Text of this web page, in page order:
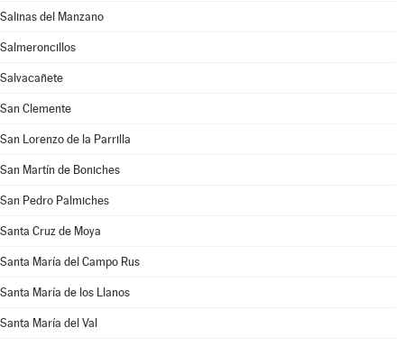
Salinas del Manzano
Salmeroncillos
Salvacañete
San Clemente
San Lorenzo de la Parrilla
San Martín de Boniches
San Pedro Palmiches
Santa Cruz de Moya
Santa María del Campo Rus
Santa María de los Llanos
Santa María del Val